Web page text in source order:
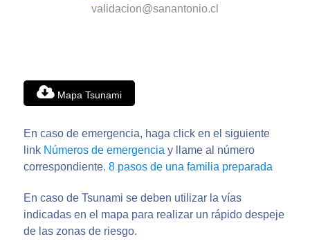
validacion@sanantonio.cl
Mapa Tsunami
En caso de emergencia, haga click en el siguiente
link Números de emergencia y llame al número
correspondiente. 8 pasos de una familia preparada
En caso de Tsunami se deben utilizar la vías
indicadas en el mapa para realizar un rápido despeje
de las zonas de riesgo.